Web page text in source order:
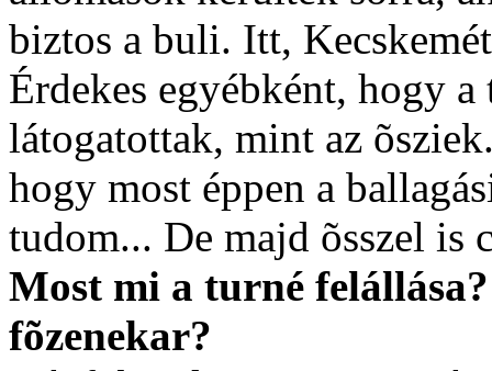
biztos a buli. Itt,
Érdekes egyébként, hogy
látogatottak, mint az
hogy most éppen a
tudom... De majd õsszel is
Most mi a turné
fõzenekar?